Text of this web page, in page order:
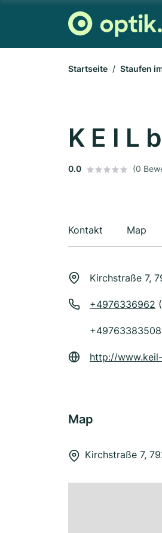
Startseite Staufen
K E I L
0.0 (0
Kontakt Map
Kirchstraße 7,
+4976336962
+49763383508
http://
Map
Kirchstraße 7,